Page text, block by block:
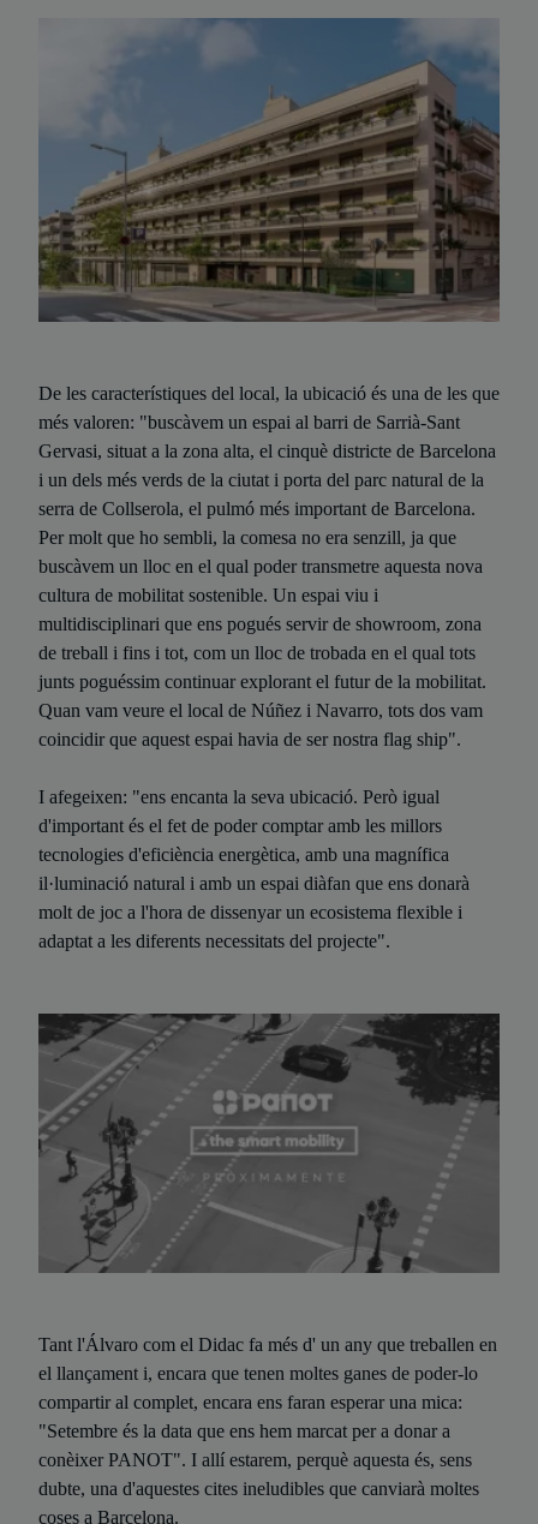
De les característiques del local, la ubicació és una de les que
més valoren: "buscàvem un espai al barri de Sarrià-Sant
Gervasi, situat a la zona alta, el cinquè districte de Barcelona
i un dels més verds de la ciutat i porta del parc natural de la
serra de Collserola, el pulmó més important de Barcelona.
Per molt que ho sembli, la comesa no era senzill, ja que
buscàvem un lloc en el qual poder transmetre aquesta nova
cultura de mobilitat sostenible. Un espai viu i
multidisciplinari que ens pogués servir de showroom, zona
de treball i fins i tot, com un lloc de trobada en el qual tots
junts poguéssim continuar explorant el futur de la mobilitat.
Quan vam veure el local de Núñez i Navarro, tots dos vam
coincidir que aquest espai havia de ser nostra flag ship".
I afegeixen: "ens encanta la seva ubicació. Però igual
d'important és el fet de poder comptar amb les millors
tecnologies d'eficiència energètica, amb una magnífica
il·luminació natural i amb un espai diàfan que ens donarà
molt de joc a l'hora de dissenyar un ecosistema flexible i
adaptat a les diferents necessitats del projecte".
Tant l'Álvaro com el Didac fa més d' un any que treballen en
el llançament i, encara que tenen moltes ganes de poder-lo
compartir al complet, encara ens faran esperar una mica:
"Setembre és la data que ens hem marcat per a donar a
conèixer PANOT". I allí estarem, perquè aquesta és, sens
dubte, una d'aquestes cites ineludibles que canviarà moltes
coses a Barcelona.